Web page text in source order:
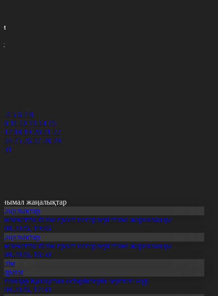
4 5 6 7 8
10 11 12 13 14 15
17 18 19 20 21 22
24 25 26 27 28 29
31
жаңалықтар
білім грант иегерлері тізімі жарияланды
19:46
білім грант иегерлері тізімі жарияланды
16:50
Қазақстан өсімдіктерін зерттеп жүр
17:30